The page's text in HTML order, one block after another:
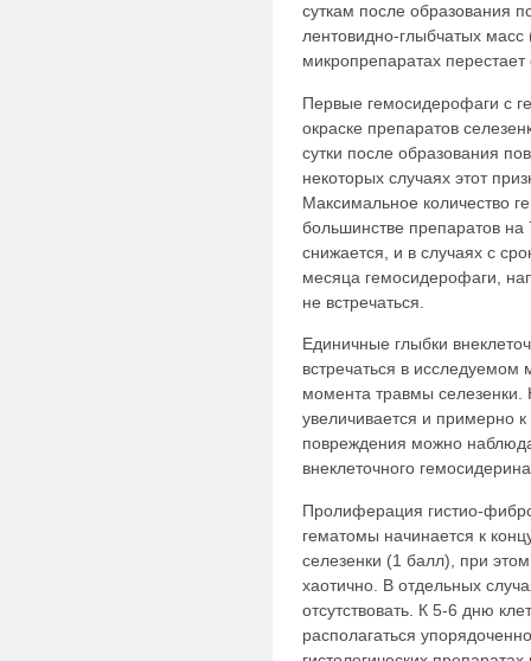
суткам после образования
лентовидно-глыбчатых
микропрепаратах
Первые гемосидерофаги с
окраске препаратов
сутки после образования
некоторых случаях этот
Максимальное количество
большинстве препаратов на
снижается, и в случаях с
месяца гемосидерофаги,
не встречаться.
Единичные глыбки
встречаться в
момента травмы селезенки.
увеличивается и примерно
повреждения можно
внеклеточного
Пролиферация гистио-
гематомы начинается к
селезенки (1 балл), при
хаотично. В отдельных
отсутствовать. К 5-6 дню
располагаться